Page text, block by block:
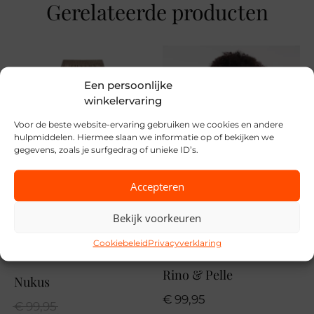
Een persoonlijke
winkelervaring
Voor de beste website-ervaring gebruiken we cookies en andere
hulpmiddelen. Hiermee slaan we informatie op of bekijken we
gegevens, zoals je surfgedrag of unieke ID’s.
Accepteren
Bekijk voorkeuren
CookiebeleidPrivacyverklaring
Tramontana
VZ26
MPN
Gerelateerde producten
SALE
Nukus
€99,95
Oorspronkelijke
Huidige
Rino & Pelle
€ 99,95